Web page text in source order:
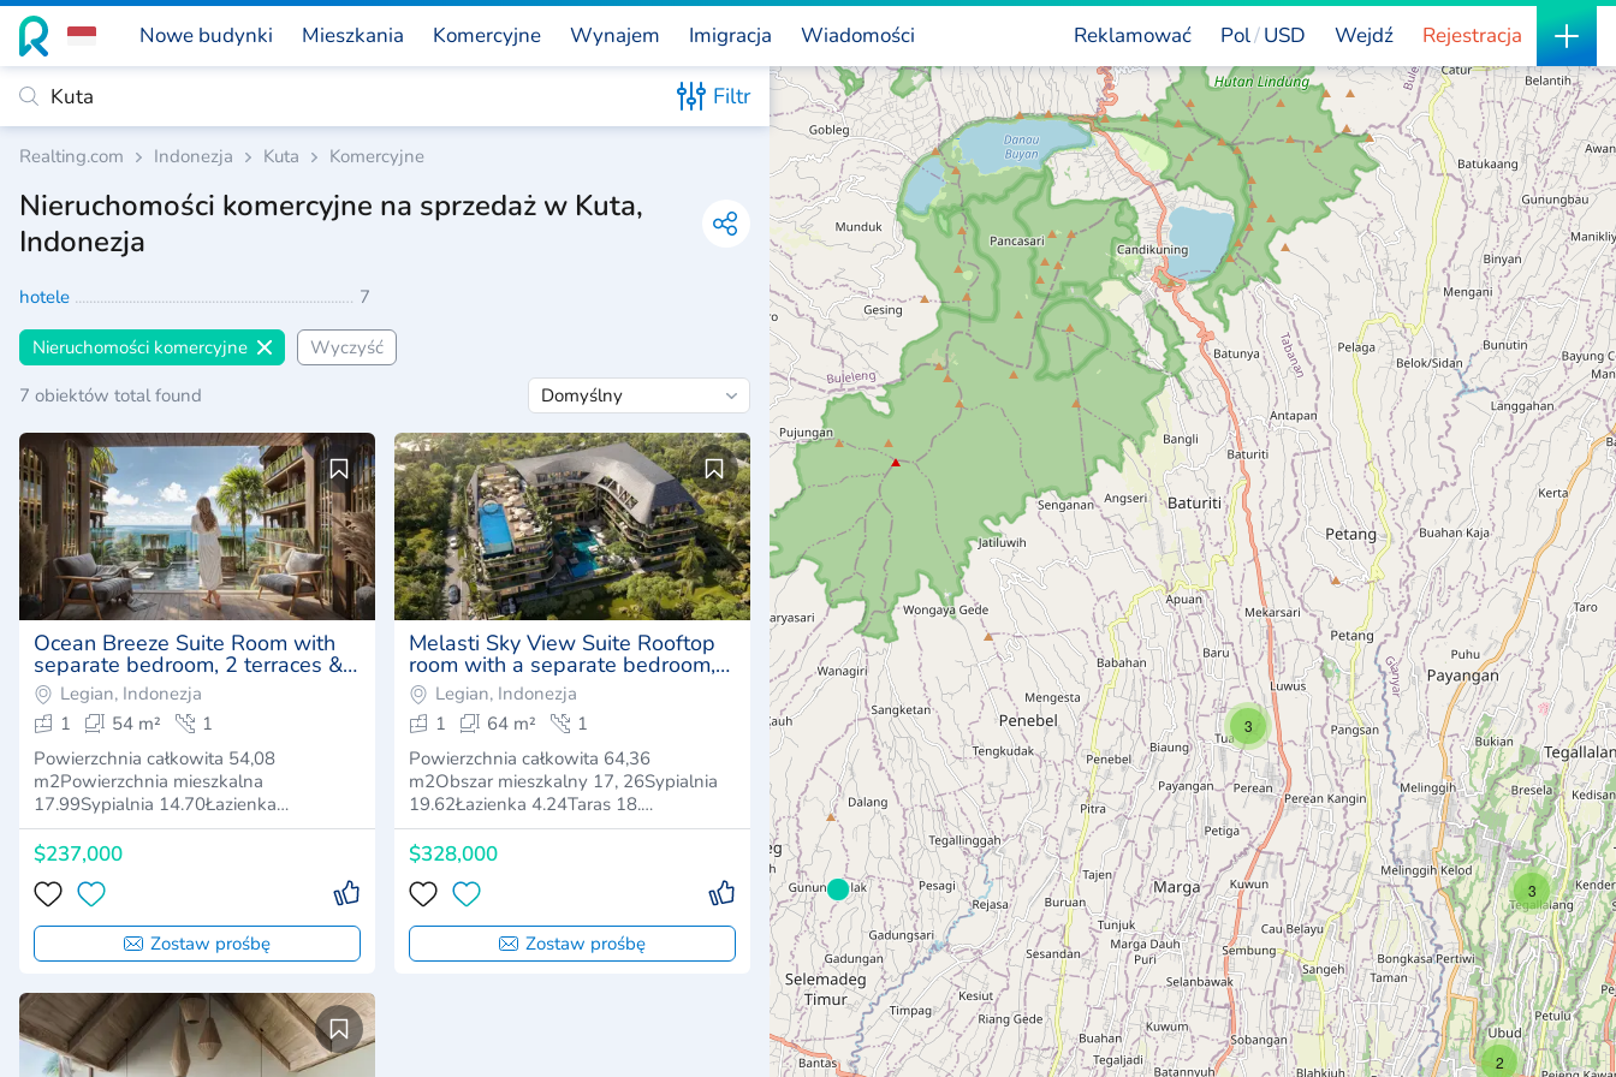
Reklamować
Nowe budynki Mieszkania Komercyjne Wynajem Imigracja Wiadomości Pol USD Wejdź Rejestracja
Filtr
Realting.com Indonezja Kuta Komercyjne
Nieruchomości komercyjne na sprzedaż w Kuta,
Indonezja
hotele 7
Nieruchomości komercyjne
Wyczyść
7 obiektów total found
Ocean Breeze Suite Room with
separate bedroom, 2 terraces &
sea views
Legian, Indonezja
1
54 m²
1
Powierzchnia całkowita 54,08
m2Powierzchnia mieszkalna
17.99Sypialnia 14.70Łazienka
7.29Tara…
$237,000
Zostaw prośbę
Melasti Sky View Suite Rooftop
room with a separate bedroom,
two terraces, sea and sunset
viewsLegian, Indonezja
1
64 m²
1
Powierzchnia całkowita 64,36
m2Obszar mieszkalny 17, 26Sypialnia
19.62Łazienka 4.24Taras 18.…
$328,000
Zostaw prośbę
3
2
3